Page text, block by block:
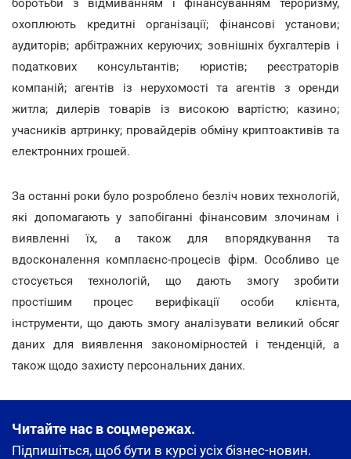
боротьби з відмиванням і фінансуванням тероризму,
охоплюють кредитні організації; фінансові установи;
аудиторів; арбітражних керуючих; зовнішніх бухгалтерів і
податкових консультантів; юристів; реєстраторів
компаній; агентів із нерухомості та агентів з оренди
житла; дилерів товарів із високою вартістю; казино;
учасників артринку; провайдерів обміну криптоактивів та
електронних грошей.
За останні роки було розроблено безліч нових технологій,
які допомагають у запобіганні фінансовим злочинам і
виявленні їх, а також для впорядкування та
вдосконалення комплаєнс-процесів фірм. Особливо це
стосується технологій, що дають змогу зробити
простішим процес верифікації особи клієнта,
інструменти, що дають змогу аналізувати великий обсяг
даних для виявлення закономірностей і тенденцій, а
також щодо захисту персональних даних.
Читайте нас в соцмережах.
Підпишіться, щоб бути в курсі усіх бізнес-новин.